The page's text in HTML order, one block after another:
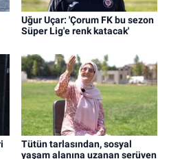
Uğur Uçar: 'Çorum FK bu sezon
Süper Lig'e renk katacak'
Tütün tarlasından, sosyal
yaşam alanına uzanan serüven